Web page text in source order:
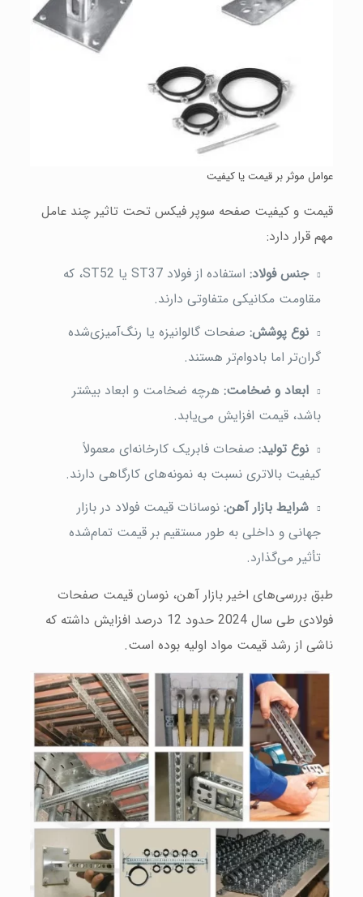
عوامل موثر بر قیمت یا کیفیت
قیمت و کیفیت صفحه سوپر فیکس تحت تاثیر چند عامل
مهم قرار دارد:
جنس فولاد:
استفاده از فولاد ST37 یا ST52، که
مقاومت مکانیکی متفاوتی دارند.
نوع پوشش:صفحات گالوانیزه یا رنگ‌آمیزی‌شده
گران‌تر اما بادوام‌تر هستند.
ابعاد و ضخامت:هرچه ضخامت و ابعاد بیشتر
باشد، قیمت افزایش می‌یابد.
نوع تولید:صفحات فابریک کارخانه‌ای معمولاً
کیفیت بالاتری نسبت به نمونه‌های کارگاهی دارند.
شرایط بازار آهن:نوسانات قیمت فولاد در بازار
جهانی و داخلی به طور مستقیم بر قیمت تمام‌شده
تأثیر می‌گذارد.
طبق بررسی‌های اخیر بازار آهن، نوسان قیمت صفحات
فولادی طی سال 2024 حدود 12 درصد افزایش داشته که
ناشی از رشد قیمت مواد اولیه بوده است.